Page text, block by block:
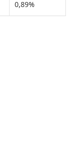
0,89%